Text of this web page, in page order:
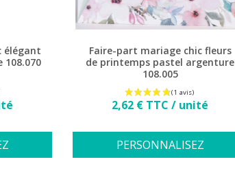
élégant
Faire-part mariage chic fleurs
de printemps pastel argenture
108.005
Prix
2,62 € TTC / unité
PERSONNALISEZ